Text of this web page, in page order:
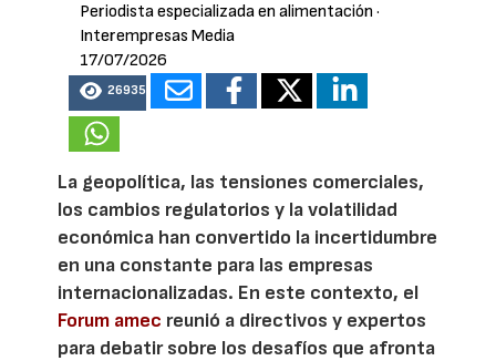
Periodista especializada en alimentación ·
Interempresas Media
17/07/2026
26935
La geopolítica, las tensiones comerciales,
los cambios regulatorios y la volatilidad
económica han convertido la incertidumbre
en una constante para las empresas
internacionalizadas. En este contexto, el
Forum amec reunió a directivos y expertos
para debatir sobre los desafíos que afronta